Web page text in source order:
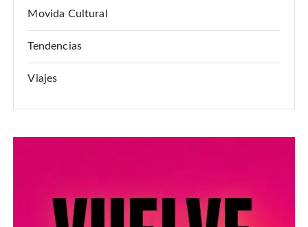
Movida Cultural
Tendencias
Viajes